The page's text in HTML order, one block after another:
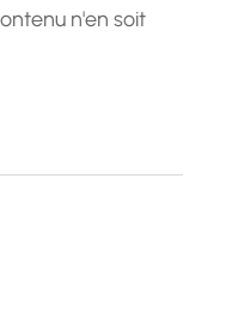
n'en soit